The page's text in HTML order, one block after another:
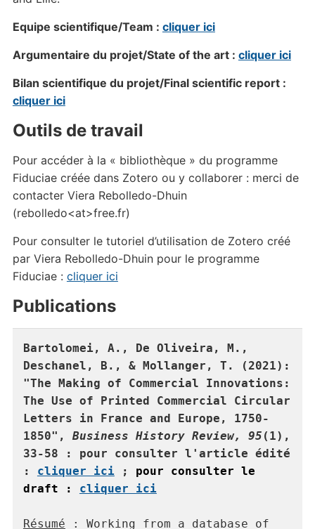
Equipe scientifique/Team : cliquer ici
Argumentaire du projet/State of the art : cliquer ici
Bilan scientifique du projet/Final scientific report :
cliquer ici
Outils de travail
Pour accéder à la « bibliothèque » du programme
Fiduciae créée dans Zotero ou y collaborer : merci de
contacter Viera Rebolledo-Dhuin
(rebolledo<at>free.fr)
Pour consulter le tutoriel d’utilisation de Zotero créé
par Viera Rebolledo-Dhuin pour le programme
Fiduciae : cliquer ici
Publications
Bartolomei, A., De Oliveira, M.,
Deschanel, B., & Mollanger, T. (2021):
"The Making of Commercial Innovations:
The Use of Printed Commercial Circular
Letters in France and Europe, 1750-
1850", Business History Review, 95 (1),
33-58 : pour consulter l'article édité
: cliquer ici ; pour consulter le
draft : cliquer ici
Résumé : Working from a database of